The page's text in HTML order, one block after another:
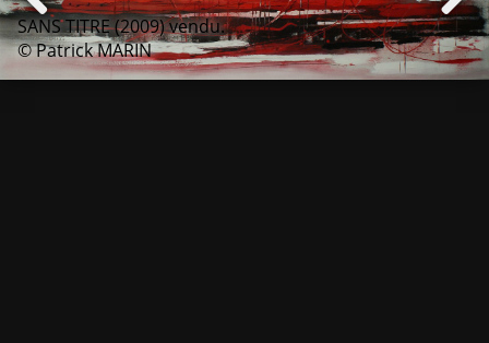
SANS TITRE (2009) vendu.
© Patrick MARIN